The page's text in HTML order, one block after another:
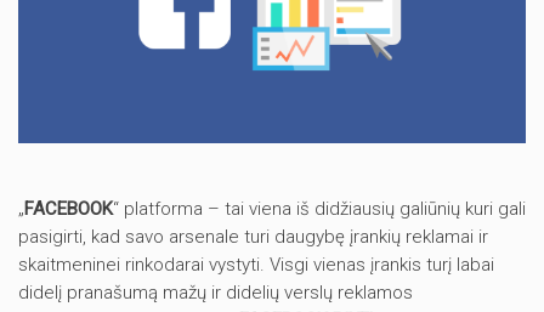
„FACEBOOK“ platforma – tai viena iš didžiausių galiūnių kuri gali
pasigirti, kad savo arsenale turi daugybę įrankių reklamai ir
skaitmeninei rinkodarai vystyti. Visgi vienas įrankis turį labai
didelį pranašumą mažų ir didelių verslų reklamos